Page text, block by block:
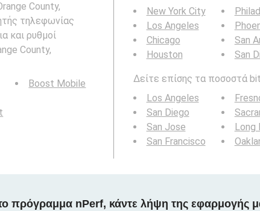
County,
τηλεφωνίας
και ρυθμοί
County,
Boost Mobile
New York City
Los Angeles
Chicago
Houston
San
San
Δείτε επίσης τα ποσοστά
Los Angeles
San Diego
San Jose
San Francisco
Long
πρόγραμμα nPerf, κάντε λήψη της εφαρμογής